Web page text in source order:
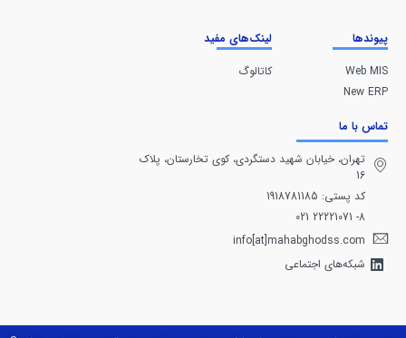
پیوندها
Web MIS
New ERP
لینک‌های مفید
کاتالوگ
تماس با ما
تهران، خيابان شهيد دستگردی، كوی تخارستان، پلاک
16
کد پستی: 1918781185
8- 22221071 021
info[at]mahabghodss.com
شبکه‌های اجتماعی